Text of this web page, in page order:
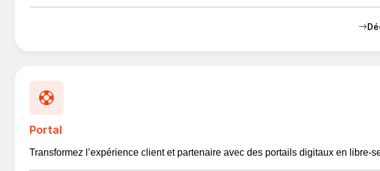
Portal
Transformez l’expérience client et partenaire avec des portails digitaux en